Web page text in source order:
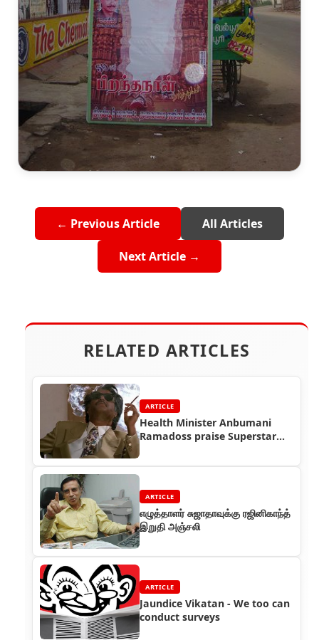
← Previous Article All Articles
Next Article →
RELATED ARTICLES
ARTICLE
Health Minister Anbumani
Ramadoss praise Superstar
ARTICLE
எழுத்தாளர் சுஜாதாவுக்கு ரஜினிகாந்த்
இறுதி அஞ்சலி
ARTICLE
Jaundice Vikatan - We too can
conduct surveys